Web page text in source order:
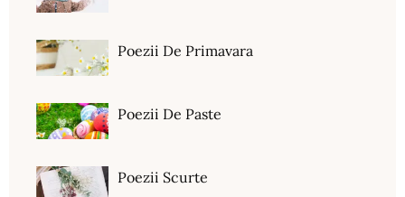
Poezii De Primavara
Poezii De Paste
Poezii Scurte